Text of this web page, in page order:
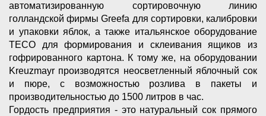
автоматизированную сортировочную линию
голландской фирмы Greefa для сортировки, калибровки
и упаковки яблок, а также итальянское оборудование
TECO для формирования и склеивания ящиков из
гофрированного картона. К тому же, на оборудовании
Kreuzmayr производятся неосветленный яблочный сок
и пюре, с возможностью розлива в пакеты и
производительностью до 1500 литров в час.
Гордость предприятия - это натуральный сок прямого